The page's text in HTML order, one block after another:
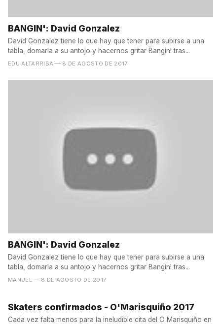
BANGIN': David Gonzalez
David Gonzalez tiene lo que hay que tener para subirse a una
tabla, domarla a su antojo y hacernos gritar Bangin! tras...
EDU ALTARRIBA — 8 DE AGOSTO DE 2017
BANGIN': David Gonzalez
David Gonzalez tiene lo que hay que tener para subirse a una
tabla, domarla a su antojo y hacernos gritar Bangin! tras...
MANUEL — 8 DE AGOSTO DE 2017
Skaters confirmados - O'Marisquiño 2017
Cada vez falta menos para la ineludible cita del O Marisquiño en